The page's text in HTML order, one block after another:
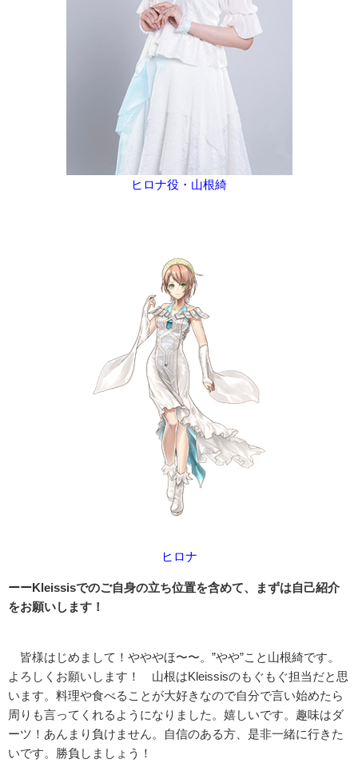
ヒロナ役・山根綺
ヒロナ
ーーKleissisでのご自身の立ち位置を含めて、まずは自己紹介
をお願いします！
皆様はじめまして！やややほ〜〜。”やや”こと山根綺です。
よろしくお願いします！ 山根はKleissisのもぐもぐ担当だと思
います。料理や食べることが大好きなので自分で言い始めたら
周りも言ってくれるようになりました。嬉しいです。趣味はダ
ーツ！あんまり負けません。自信のある方、是非一緒に行きた
いです。勝負しましょう！